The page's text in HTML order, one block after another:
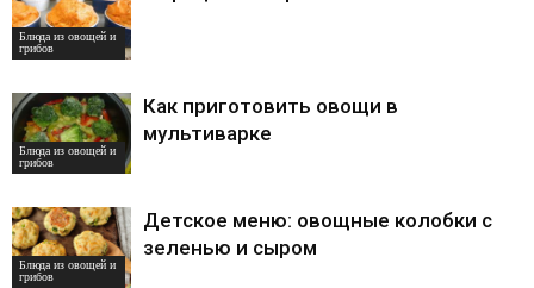
Блюда из овощей и
грибов
Блюда из овощей и
грибов
Как приготовить овощи в
мультиварке
Блюда из овощей и
грибов
Детское меню: овощные колобки с
зеленью и сыром